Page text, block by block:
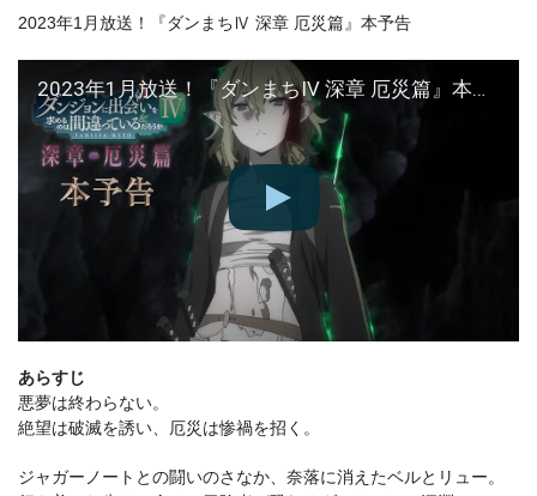
2023年1月放送！『ダンまちⅣ 深章 厄災篇』本予告
2023年1月放送！『ダンまちⅣ 深章 厄災篇』本予告
あらすじ
悪夢は終わらない。
絶望は破滅を誘い、厄災は惨禍を招く。
ジャガーノートとの闘いのさなか、奈落に消えたベルとリュー。